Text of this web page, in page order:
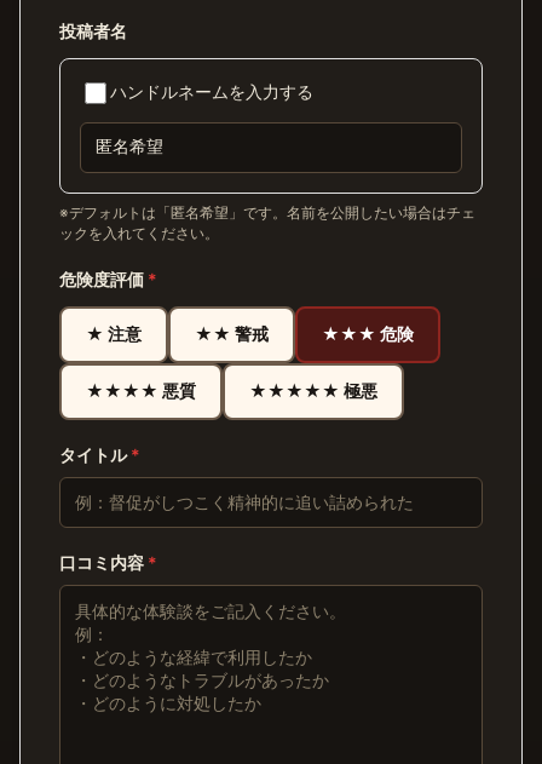
投稿者名
ハンドルネームを入力する
※デフォルトは「匿名希望」です。名前を公開したい場合はチェ
ックを入れてください。
危険度評価 *
★ 注意 ★★ 警戒 ★★★ 危険
★★★★ 悪質 ★★★★★ 極悪
タイトル*
口コミ内容 *